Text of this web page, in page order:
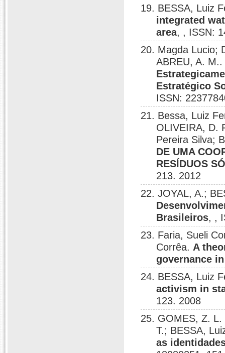
19. BESSA, Luiz
integrated
area, , ISSN:
20. Magda Lucio;
ABREU, A.
Estratégico
ISSN:
21. Bessa, Luiz
OLIVEIRA, D.
Pereira Silva;
DE UMA
RESÍDUOS
213. 2012
22. JOYAL, A.;
Brasileiros, ,
23. Faria, Sueli
Corrêa. A
governance
24. BESSA, Luiz
activism in
123. 2008
25. GOMES, Z. L.
T.; BESSA,
as